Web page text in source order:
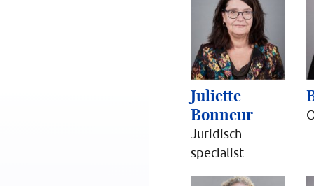
Juliette
Bonneur
Juridisch
specialist